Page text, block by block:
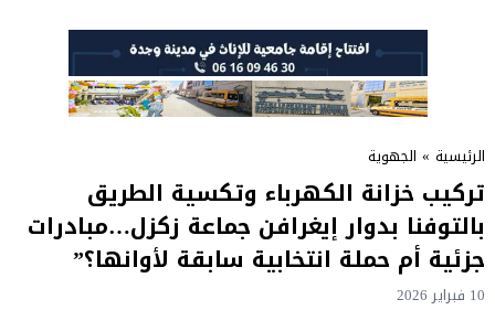
الرئيسية » الجهوية
تركيب خزانة الكهرباء وتكسية الطريق
بالتوفنا بدوار إيغرافن جماعة زكزل…مبادرات
جزئية أم حملة انتخابية سابقة لأوانها؟”
10 فبراير 2026